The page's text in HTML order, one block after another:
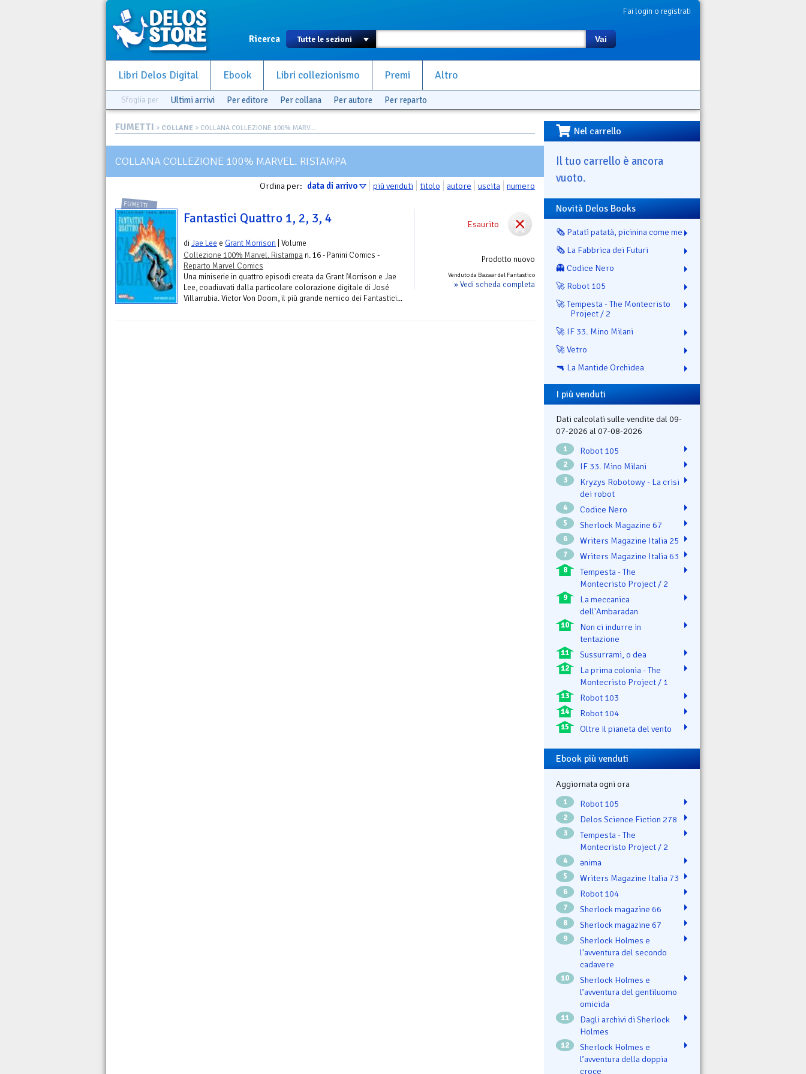
Fai login o registrati
Ricerca Vai
Libri Delos Digital Ebook Libri collezionismo Premi Altro
Sfoglia per Ultimi arrivi Per editore Per collana Per autore Per reparto
FUMETTI > COLLANE > COLLANA COLLEZIONE 100% MARV...
COLLANA COLLEZIONE 100% MARVEL. RISTAMPA
Ordina per: data di arrivo più venduti titolo autore uscita numero
Esaurito
Prodotto nuovo
Venduto da Bazaar del Fantastico
» Vedi scheda completa
FUMETTI
Fantastici Quattro 1, 2, 3, 4
diJae Lee e Grant Morrison | Volume
Collezione 100% Marvel. Ristampa n. 16 - Panini Comics -
Reparto Marvel Comics
Una miniserie in quattro episodi creata da Grant Morrison e Jae
Lee, coadiuvati dalla particolare colorazione digitale di José
Villarrubia. Victor Von Doom, il più grande nemico dei Fantastici...
Nel carrello
Il tuo carrello è ancora
vuoto.
Novità Delos Books
🗞️ Patatì patatà, picinina come me
🗞️ La Fabbrica dei Futuri
👻 Codice Nero
🚀 Robot 105
🚀 Tempesta - The Montecristo
Project / 2
🚀 IF 33. Mino Milani
🚀 Vetro
🔫 La Mantide Orchidea
I più venduti
Dati calcolati sulle vendite dal 09-
07-2026 al 07-08-2026
1 Robot 105
2 IF 33. Mino Milani
3
Kryzys Robotowy - La crisi
dei robot
4 Codice Nero
5 Sherlock Magazine 67
6 Writers Magazine Italia 25
7 Writers Magazine Italia 63
8
Tempesta - The
Montecristo Project / 2
9
La meccanica
dell'Ambaradan
10
Non ci indurre in
tentazione
11 Sussurrami, o dea
12
La prima colonia - The
Montecristo Project / 1
13 Robot 103
14 Robot 104
15 Oltre il pianeta del vento
Ebook più venduti
Aggiornata ogni ora
1 Robot 105
2 Delos Science Fiction 278
3
Tempesta - The
Montecristo Project / 2
4 ənima
5 Writers Magazine Italia 73
6 Robot 104
7 Sherlock magazine 66
8 Sherlock magazine 67
9
Sherlock Holmes e
l'avventura del secondo
cadavere
10
Sherlock Holmes e
l’avventura del gentiluomo
omicida
11
Dagli archivi di Sherlock
Holmes
12
Sherlock Holmes e
l’avventura della doppia
croce